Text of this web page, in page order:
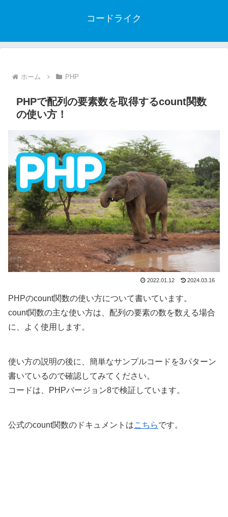
コードライク
ホーム PHP
PHPで配列の要素数を取得するcount関数
の使い方！
2022.01.12 2024.03.16
PHPのcount関数の使い方について書いています。
count関数の主な使い方は、配列の要素の数を数える場合
に、よく使用します。
使い方の説明の後に、簡単なサンプルコードを3パターン
書いているので確認してみてください。
コードは、PHPバージョン8で検証しています。
公式のcount関数のドキュメントはこちらです。